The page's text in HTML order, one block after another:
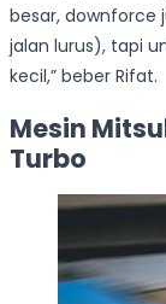
besar, downforce
jalan lurus), tapi
kecil,” beber Rifat.
Mesin
Turbo